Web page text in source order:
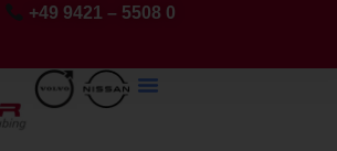
+49 9421 – 5508 0